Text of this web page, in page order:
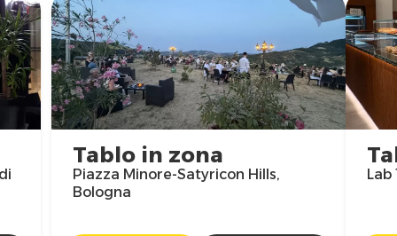
Tablo in zona
Piazza Minore-Satyricon Hills,
Bologna
Lab